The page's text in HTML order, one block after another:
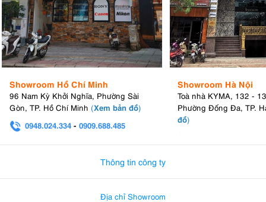
Showroom Hồ Chí Minh
96 Nam Kỳ Khởi Nghĩa, Phường Sài
Gòn, TP. Hồ Chí Minh (Xem bản đồ)
0948.024.334 - 0909.688.485
Showroom Hà Nội
Toà nhà KYMA, 132 -
Phường Đống Đa, TP.
đồ)
Thông tin công ty
Địa chỉ Showroom